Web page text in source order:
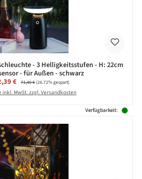
- 3 Helligkeitsstufen - H: 22cm
- für Außen - schwarz
€ Regulärer Preis:
71,49 €(26.72% gespart)
inkl. MwSt. zzgl. Versandkosten
Verfügbarkeit: